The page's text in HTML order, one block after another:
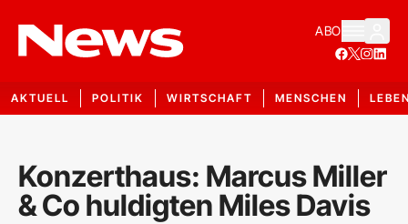
ABO
AKTUELL POLITIK WIRTSCHAFT MENSCHEN
Konzerthaus: Marcus Miller
& Co huldigten Miles Davis